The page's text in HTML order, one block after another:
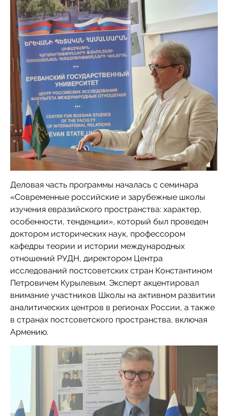
Деловая часть программы началась с семинара
«Современные российские и зарубежные школы
изучения евразийского пространства: характер,
особенности, тенденции», который был проведен
доктором исторических наук, профессором
кафедры теории и истории международных
отношений РУДН, директором Центра
исследований постсоветских стран Константином
Петровичем Курылевым. Эксперт акцентировал
внимание участников Школы на активном развитии
аналитических центров в регионах России, а также
в странах постсоветского пространства, включая
Армению.